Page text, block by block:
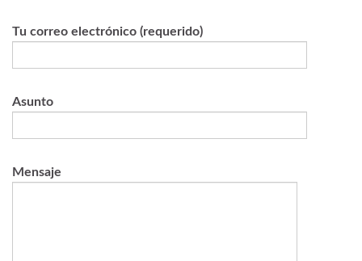
Tu correo electrónico (requerido)
Asunto
Mensaje